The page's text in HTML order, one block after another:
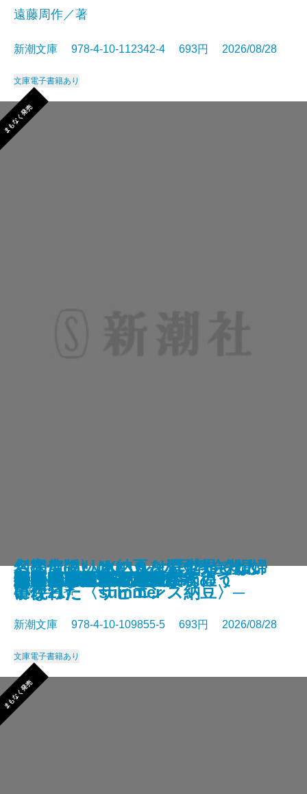
幽冥の岸 十二国記
未知なるカダスを夢に求めて
さよならの言い方なんて知らな
い。11
龍ノ国幻想9 天恵の命
神と王1 亡国の書
人魚屋敷の殺人
悪徳もまた
善人たち
わたしが・棄てた・女
遠藤周作／著
新潮文庫 978-4-10-112342-4 693円 2026/08/28
文庫電子書籍あり
まもなく発売
きまぐれカプセル
星新一／著
新潮文庫 978-4-10-109855-5 693円 2026/08/28
文庫電子書籍あり
まもなく発売
一夜─隠蔽捜査10─
夢ノ町本通り─文庫版─
フィレンツェに悪魔が彷徨う
その他の危険
〈完全版〉JKハルは異世界で娼婦
になった summer
人喰いパンダ殺人事件
幻のアフリカ納豆を追え！─そし
て現れた〈サピエンス納豆〉─
色ざんげ
晴れでも雨でも昆虫学者
名探偵のいけにえ─人民教会殺人
事件─